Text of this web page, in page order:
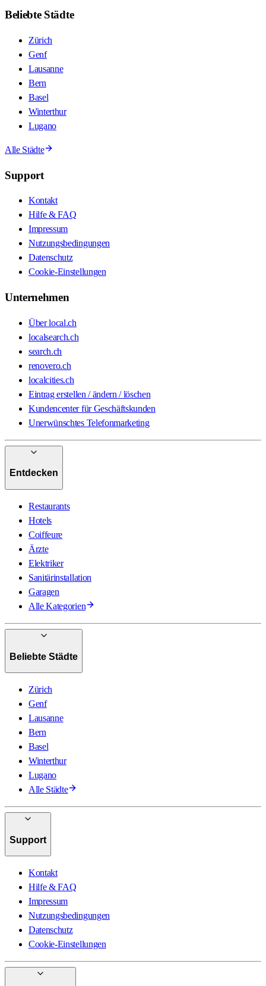
Beliebte Städte
Zürich
Genf
Lausanne
Bern
Basel
Winterthur
Lugano
Alle Städte
Support
Kontakt
Hilfe & FAQ
Impressum
Nutzungsbedingungen
Datenschutz
Cookie-Einstellungen
Unternehmen
Über local.ch
localsearch.ch
search.ch
renovero.ch
localcities.ch
Eintrag erstellen / ändern / löschen
Kundencenter für Geschäftskunden
Unerwünschtes Telefonmarketing
Entdecken
Restaurants
Hotels
Coiffeure
Ärzte
Elektriker
Sanitärinstallation
Garagen
Alle Kategorien
Beliebte Städte
Zürich
Genf
Lausanne
Bern
Basel
Winterthur
Lugano
Alle Städte
Support
Kontakt
Hilfe & FAQ
Impressum
Nutzungsbedingungen
Datenschutz
Cookie-Einstellungen